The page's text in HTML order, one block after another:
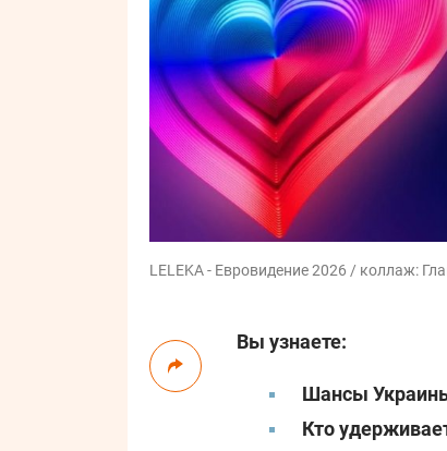
LELEKA - Евровидение 2026 / коллаж:
Вы узнаете:
Шансы
Кто